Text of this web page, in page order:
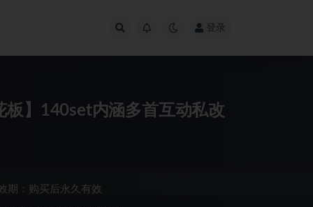
登录
】140set内涵多首互动私改
期：购买后永久有效